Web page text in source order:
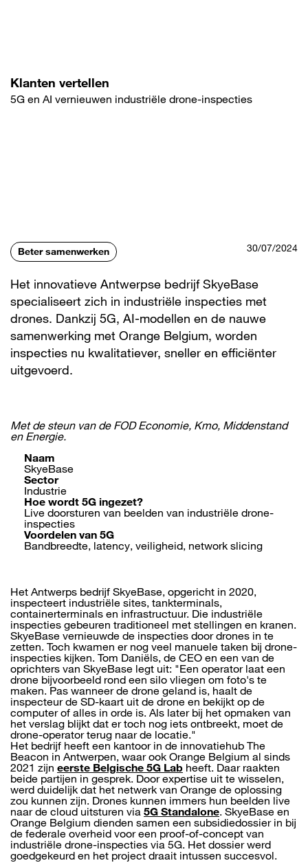
Klanten vertellen
5G en AI vernieuwen industriële drone-inspecties
Beter samenwerken 30/07/2024
Het innovatieve Antwerpse bedrijf SkyeBase
specialiseert zich in industriële inspecties met
drones. Dankzij 5G, AI-modellen en de nauwe
samenwerking met Orange Belgium, worden
inspecties nu kwalitatiever, sneller en efficiënter
uitgevoerd.
Met de steun van de FOD Economie, Kmo, Middenstand
en Energie.
Naam
SkyeBase
Sector
Industrie
Hoe wordt 5G ingezet?
Live doorsturen van beelden van industriële drone-
inspecties
Voordelen van 5G
Bandbreedte, latency, veiligheid, network slicing
Het Antwerps bedrijf SkyeBase, opgericht in 2020,
inspecteert industriële sites, tankterminals,
containerterminals en infrastructuur. Die industriële
inspecties gebeuren traditioneel met stellingen en kranen.
SkyeBase vernieuwde de inspecties door drones in te
zetten. Toch kwamen er nog veel manuele taken bij drone-
inspecties kijken. Tom Daniëls, de CEO en een van de
oprichters van SkyeBase legt uit: "Een operator laat een
drone bijvoorbeeld rond een silo vliegen om foto's te
maken. Pas wanneer de drone geland is, haalt de
inspecteur de SD-kaart uit de drone en bekijkt op de
computer of alles in orde is. Als later bij het opmaken van
het verslag blijkt dat er toch nog iets ontbreekt, moet de
drone-operator terug naar de locatie."
Het bedrijf heeft een kantoor in de innovatiehub The
Beacon in Antwerpen, waar ook Orange Belgium al sinds
2021 zijn eerste Belgische 5G Lab heeft. Daar raakten
beide partijen in gesprek. Door expertise uit te wisselen,
werd duidelijk dat het netwerk van Orange de oplossing
zou kunnen zijn. Drones kunnen immers hun beelden live
naar de cloud uitsturen via 5G Standalone. SkyeBase en
Orange Belgium dienden samen een subsidiedossier in bij
de federale overheid voor een proof-of-concept van
industriële drone-inspecties via 5G. Het dossier werd
goedgekeurd en het project draait intussen succesvol.